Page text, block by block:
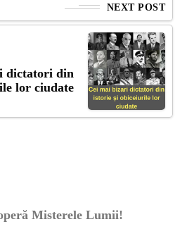
NEXT POST
dictatori din
lor ciudate
Misterele Lumii!